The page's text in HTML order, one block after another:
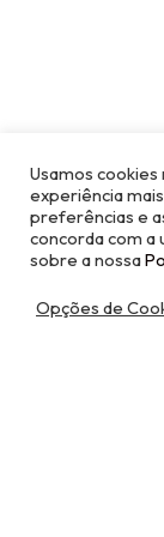
Usamos
experiência
preferências e
concorda com a
sobre a nossa
Opções de